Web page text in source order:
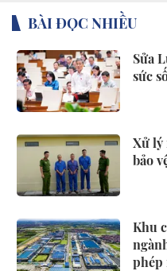
BÀI ĐỌC NHIỀU
Sửa
sức
Xử lý
bảo
Khu
phép